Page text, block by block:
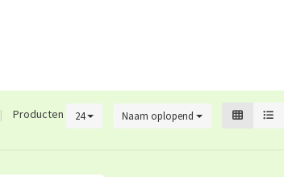
| Producten 24 Naam oplopend